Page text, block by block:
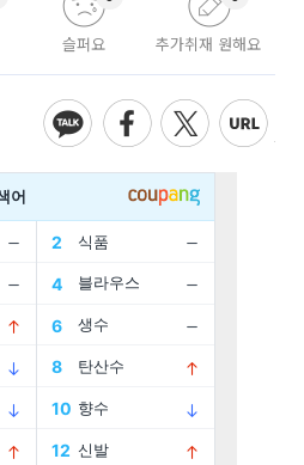
슬퍼요 추가취재 원해요